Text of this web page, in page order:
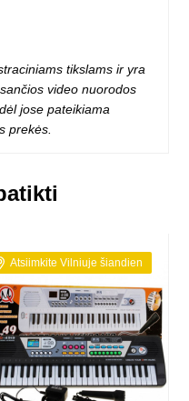
tikslams ir yra
video nuorodos
jose pateikiama
prekės.
Atsiimkite Vilniuje šiandien